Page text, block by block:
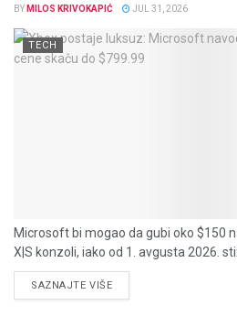
BY MILOS KRIVOKAPIĆ JUL 31, 2026
TECH
Microsoft bi mogao da gubi oko $150
X|S konzoli, iako od 1. avgusta 2026.
SAZNAJTE VIŠEDETAILS